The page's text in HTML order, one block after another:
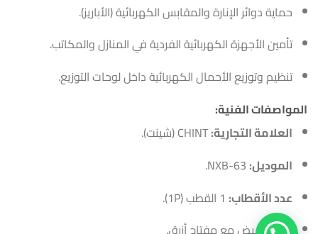
حماية دوائر الإنارة والمقابس الكهربائية (الأباريز).
تأمين الأجهزة الكهربائية الفردية في المنازل والمكاتب.
تنظيم وتوزيع الأحمال الكهربائية داخل لوحات التوزيع.
المواصفات الفنية:
العلامة التجارية:CHINT (شينت).
الموديل:
عدد الأقطاب: